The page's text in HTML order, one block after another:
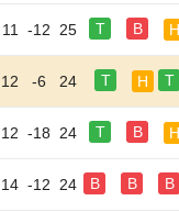
11 -12 25 T B H
12 -6 24 T H T
12 -18 24 T B H
14 -12 24 B B B